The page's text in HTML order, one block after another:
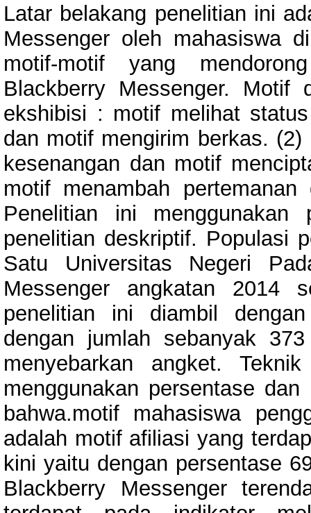
Latar belakang penelitian ini
Messenger oleh mahasiswa
motif-motif yang
Blackberry Messenger.
ekshibisi : motif melihat
dan motif mengirim berkas.
kesenangan dan motif
motif menambah
Penelitian ini menggunakan
penelitian deskriptif. Populasi
Satu Universitas Negeri
Messenger angkatan 2014
penelitian ini diambil
dengan jumlah sebanyak
menyebarkan angket.
menggunakan persentase
bahwa.motif mahasiswa
adalah motif afiliasi yang
kini yaitu dengan persentase
Blackberry Messenger